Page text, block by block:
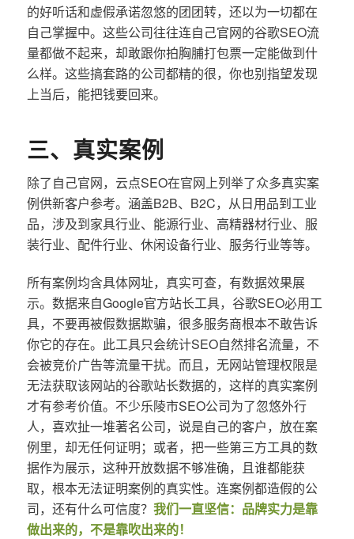
的好听话和虚假承诺忽悠的团团转，还以为一切都在
自己掌握中。这些公司往往连自己官网的谷歌SEO流
量都做不起来，却敢跟你拍胸脯打包票一定能做到什
么样。这些搞套路的公司都精的很，你也别指望发现
上当后，能把钱要回来。
三、真实案例
除了自己官网，云点SEO在官网上列举了众多真实案
例供新客户参考。涵盖B2B、B2C，从日用品到工业
品，涉及到家具行业、能源行业、高精器材行业、服
装行业、配件行业、休闲设备行业、服务行业等等。
所有案例均含具体网址，真实可查，有数据效果展
示。数据来自Google官方站长工具，谷歌SEO必用工
具，不要再被假数据欺骗，很多服务商根本不敢告诉
你它的存在。此工具只会统计SEO自然排名流量，不
会被竞价广告等流量干扰。而且，无网站管理权限是
无法获取该网站的谷歌站长数据的，这样的真实案例
才有参考价值。不少乐陵市SEO公司为了忽悠外行
人，喜欢扯一堆著名公司，说是自己的客户，放在案
例里，却无任何证明；或者，把一些第三方工具的数
据作为展示，这种开放数据不够准确，且谁都能获
取，根本无法证明案例的真实性。连案例都造假的公
司，还有什么可信度？ 我们一直坚信：品牌实力是靠
做出来的，不是靠吹出来的！